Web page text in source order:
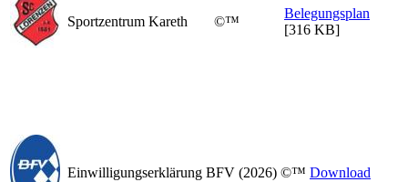
Sportzentrum Kareth ©™
Belegungsplan
[316 KB]
Einwilligungserklärung BFV (2026) ©™ Download